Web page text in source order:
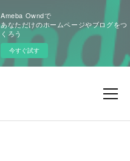
Ameba Owndで
あなただけのホームページやブログをつ
くろう
今すぐ試す